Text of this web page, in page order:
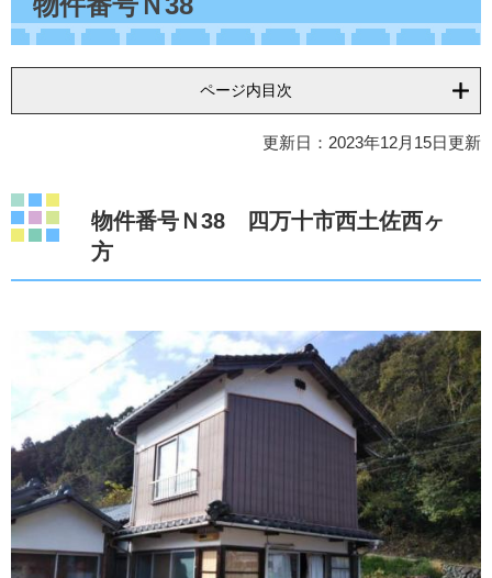
ページ内目次
更新日：2023年12月15日更新
物件番号Ｎ38 四万十市西土佐西ヶ
方